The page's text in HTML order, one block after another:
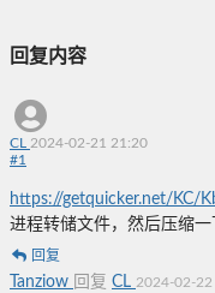
回复内容
CL 2024-02-21 21:20
#1
https://getquicker.net/KC/
进程转储文件，然后压缩一
回复
Tanziow 回复 CL 2024-02-